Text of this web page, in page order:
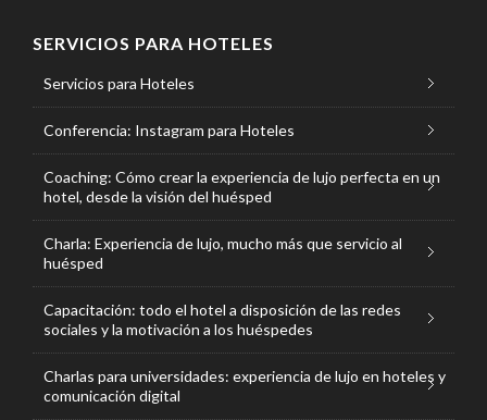
SERVICIOS PARA HOTELES
Servicios para Hoteles
Conferencia: Instagram para Hoteles
Coaching: Cómo crear la experiencia de lujo perfecta en un
hotel, desde la visión del huésped
Charla: Experiencia de lujo, mucho más que servicio al
huésped
Capacitación: todo el hotel a disposición de las redes
sociales y la motivación a los huéspedes
Charlas para universidades: experiencia de lujo en hoteles y
comunicación digital